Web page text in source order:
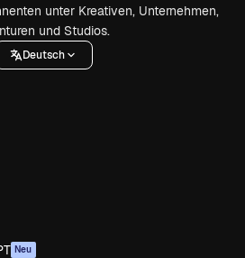
unter Kreativen, Unternehmen,
und Studios.
Deutsch
Neu